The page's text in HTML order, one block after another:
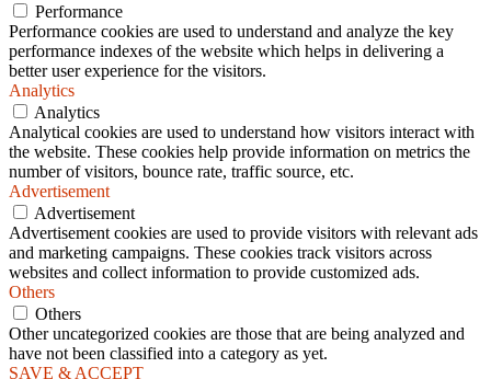
Performance
Performance cookies are used to understand and analyze the key
performance indexes of the website which helps in delivering a
better user experience for the visitors.
Analytics
Analytics
Analytical cookies are used to understand how visitors interact with
the website. These cookies help provide information on metrics the
number of visitors, bounce rate, traffic source, etc.
Advertisement
Advertisement
Advertisement cookies are used to provide visitors with relevant ads
and marketing campaigns. These cookies track visitors across
websites and collect information to provide customized ads.
Others
Others
Other uncategorized cookies are those that are being analyzed and
have not been classified into a category as yet.
SAVE & ACCEPT